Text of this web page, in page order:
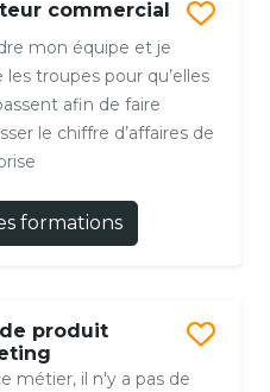
commercial
mon équipe et je
troupes pour qu’elles
afin de faire
le chiffre d’affaires de
formations
produit
métier, il n'y a pas de